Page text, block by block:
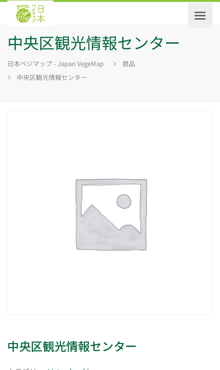
中央区観光情報センター
日本ベジマップ - Japan VegeMap
商品
中央区観光情報センター
中央区観光情報センター